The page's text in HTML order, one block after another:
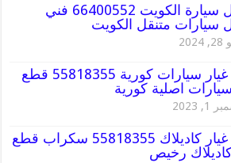
تظليل سيارة الكويت 66400552 فني
سيارات متنقل الكويت
قطع غيار سيارات كورية 55818355 قطع
اصلية كورية
2023
قطع غيار كاديلاك 55818355 سكراب قطع
رخيص